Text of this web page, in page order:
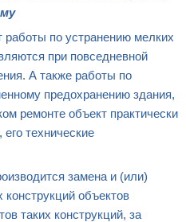
работы по устранению мелких
при повседневной
А также работы по
предохранению здания,
ремонте объект практически
технические
замена и (или)
конструкций объектов
таких конструкций, за